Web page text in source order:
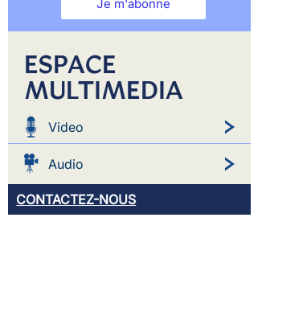
Je m'abonne
ESPACE
MULTIMEDIA
Video
Audio
CONTACTEZ-NOUS